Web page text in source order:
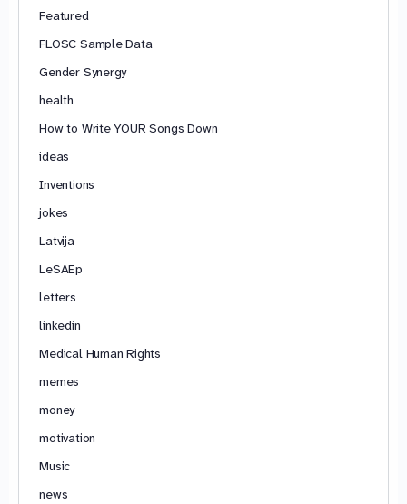
Featured
FLOSC Sample Data
Gender Synergy
health
How to Write YOUR Songs Down
ideas
Inventions
jokes
Latvija
LeSAEp
letters
linkedin
Medical Human Rights
memes
money
motivation
Music
news